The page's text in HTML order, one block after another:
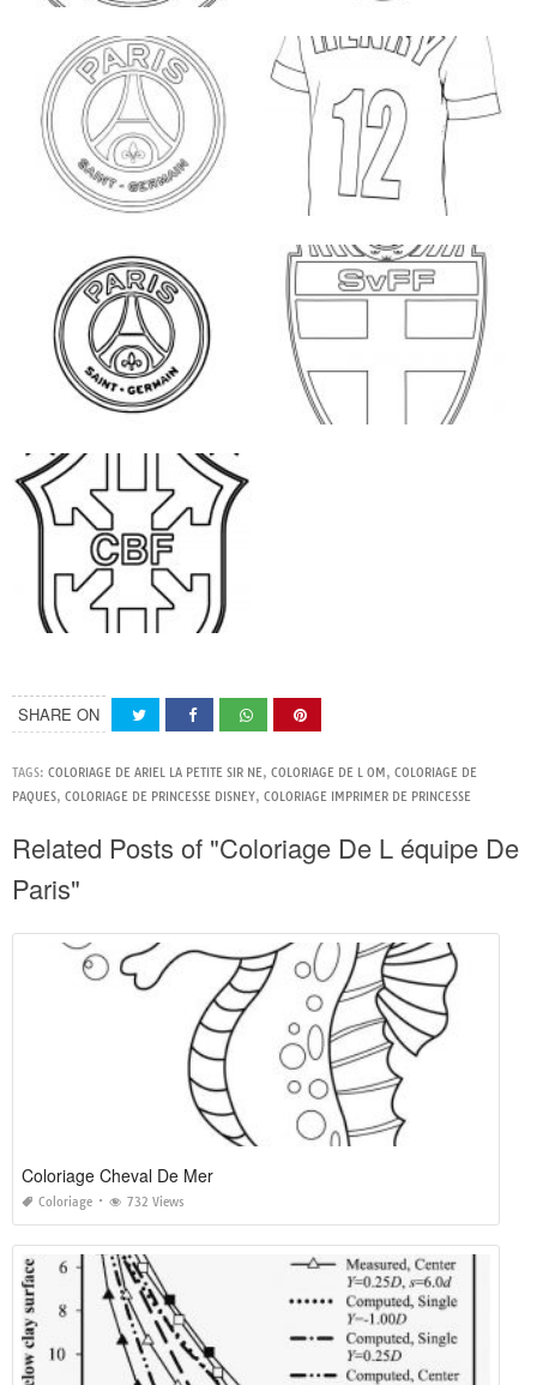
SHARE ON
TAGS: COLORIAGE DE ARIEL LA PETITE SIR NE, COLORIAGE DE L OM, COLORIAGE DE
PAQUES, COLORIAGE DE PRINCESSE DISNEY, COLORIAGE IMPRIMER DE PRINCESSE
Related Posts of "Coloriage De L équipe De
Paris"
Coloriage Cheval De Mer
Coloriage 732 Views